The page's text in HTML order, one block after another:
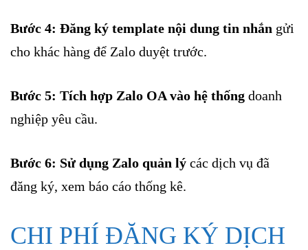
Bước 4: Đăng ký template nội dung tin nhắn gửi
cho khác hàng để Zalo duyệt trước.
Bước 5: Tích hợp Zalo OA vào hệ thống doanh
nghiệp yêu cầu.
Bước 6: Sử dụng Zalo quản lý các dịch vụ đã
đăng ký, xem báo cáo thống kê.
CHI PHÍ ĐĂNG KÝ DỊCH